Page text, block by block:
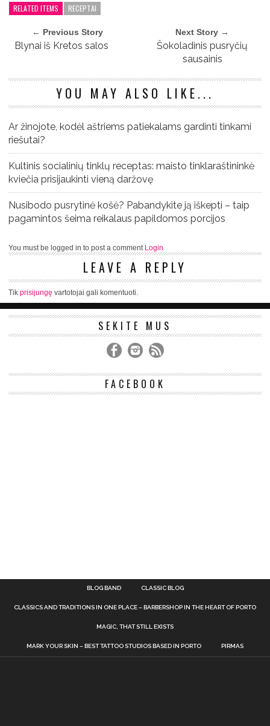
RELATED ITEMS RECEPTAI
← Previous Story
Blynai iš Kretos salos
Next Story →
Šokoladinis pusryčių
sausainis
YOU MAY ALSO LIKE...
Ar žinojote, kodėl aštriems patiekalams gardinti tinkami
riešutai?
Kultinis socialinių tinklų receptas: maisto tinklaraštininkė
kviečia prisijaukinti vieną daržovę
Nusibodo pusrytinė košė? Pabandykite ją iškepti – taip
pagamintos šeima reikalaus papildomos porcijos
You must be logged in to post a comment Login
LEAVE A REPLY
Tik prisijungę vartotojai gali komentuoti.
SEKITE MUS
FACEBOOK
BLOG BAND CLASSIC BLOG
CLASSICS AND TRADITIONS IN ONE PLACE – BARBERSHOP IN THE HEART OF PORTO
MAGIC, THAT STILL EXISTS
MARK YOUR SKIN – BEST TATTOO STUDIOS BASED IN PORTO PIRMAS